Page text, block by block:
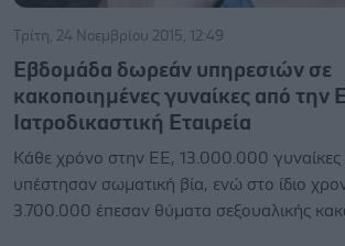
Τρίτη, 24 Νοεμβρίου 2015, 12:49
Εβδομάδα δωρεάν υπηρεσιών σε
κακοποιημένες γυναίκες από την
Ιατροδικαστική Εταιρεία
Κάθε χρόνο στην ΕΕ, 13.000.000 γυναίκες
υπέστησαν σωματική βία, ενώ στο ίδιο
3.700.000 έπεσαν θύματα σεξουαλικής